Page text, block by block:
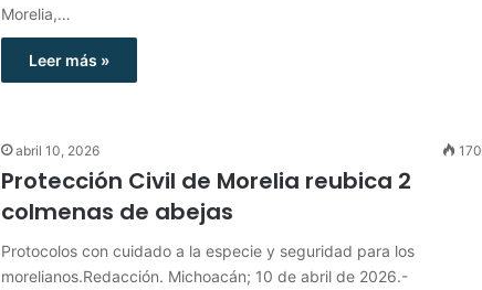
Morelia,…
Leer más »
abril 10, 2026 170
Protección Civil de Morelia reubica 2
colmenas de abejas
Protocolos con cuidado a la especie y seguridad para los
morelianos.Redacción. Michoacán; 10 de abril de 2026.-